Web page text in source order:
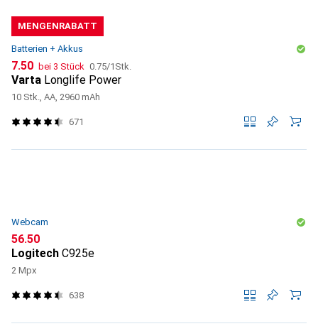
MENGENRABATT
Batterien + Akkus
CHF
7.50 bei 3 Stück CHF
0.75/1Stk.
Varta Longlife Power
10 Stk., AA, 2960 mAh
671
Webcam
CHF
56.50
Logitech C925e
2 Mpx
638